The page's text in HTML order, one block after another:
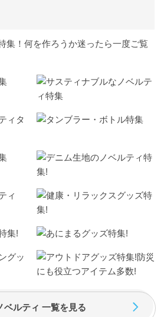
集！何を作ろうか迷ったら一度ご覧
ベルティ 一覧を見る